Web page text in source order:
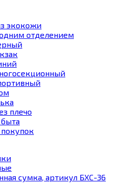
экокожи
отделением
плечо
сумка, артикул БХС-36